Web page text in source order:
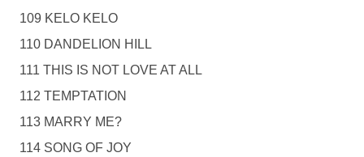
109 KELO KELO
110 DANDELION HILL
111 THIS IS NOT LOVE AT ALL
112 TEMPTATION
113 MARRY ME?
114 SONG OF JOY